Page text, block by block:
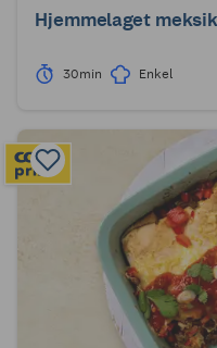
Hjemmelaget
30min Enkel